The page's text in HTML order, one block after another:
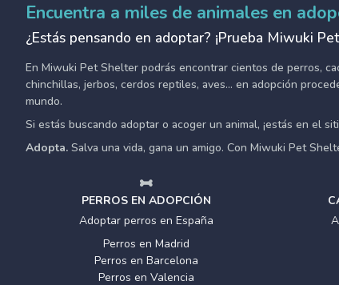
Encuentra a miles de animales en
¿Estás pensando en adoptar? ¡Prueba Miwuki
En Miwuki Pet Shelter podrás encontrar cientos de perros,
chinchillas, jerbos, cerdos reptiles, aves... en adopción
mundo.
Si estás buscando adoptar o acoger un animal, ¡estás en el
Adopta. Salva una vida, gana un amigo. Con Miwuki Pet
PERROS EN ADOPCIÓN
Adoptar perros en España
Perros en Madrid
Perros en Barcelona
Perros en Valencia